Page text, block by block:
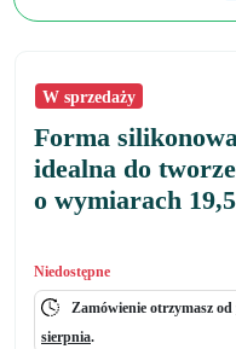
W sprzedaży
Forma
idealna do
o wymiarach
Niedostępne
Zamówienie otrzymasz od
sierpnia.